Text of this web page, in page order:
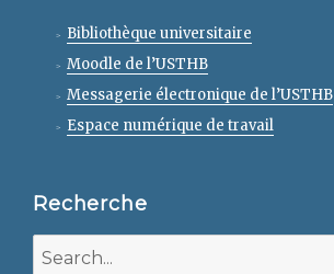
Bibliothèque universitaire
Moodle de l’USTHB
Messagerie électronique de l’USTHB
Espace numérique de travail
Recherche
for: